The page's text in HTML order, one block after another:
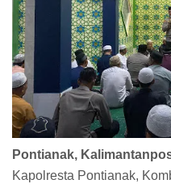
Pontianak,
Kapolresta Pontianak,